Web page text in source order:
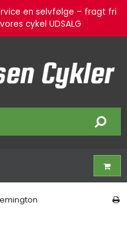
en selvfølge – fragt fri
cykel UDSALG